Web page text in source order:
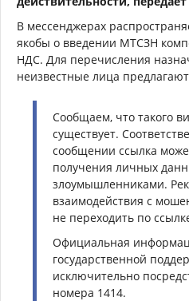
В мессенджерах
якобы о введении МТСЗН
НДС. Для перечисления
неизвестные лица
Сообщаем, что такого
существует.
сообщении ссылка
получения личных
злоумышленниками.
взаимодействия с
не переходить по
Официальная
государственной
исключительно
номера 1414.